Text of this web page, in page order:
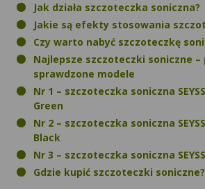
Jak działa szczoteczka soniczna?
Jakie są efekty stosowania
Czy warto nabyć szczoteczkę
Najlepsze szczoteczki soniczne –
sprawdzone modele
Nr 1 – szczoteczka soniczna
Green
Nr 2 – szczoteczka soniczna
Black
Nr 3 – szczoteczka soniczna
Gdzie kupić szczoteczki soniczne?